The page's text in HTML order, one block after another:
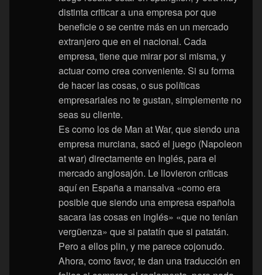
distinta criticar a una empresa por que
beneficie o se centre más en un mercado
extranjero que en el nacional. Cada
empresa, tiene que mirar por si misma, y
actuar como crea conveniente. Si su forma
de hacer las cosas, o sus políticas
empresariales no te gustan, simplemente no
seas su cliente.
Es como los de Man at War, que siendo una
empresa murciana, sacó el juego (Napoleon
at war) directamente en Inglés, para el
mercado anglosajón. Le llovieron críticas
aquí en España a mansalva «como era
posible que siendo una empresa española
sacara las cosas en inglés» «que no tenían
vergüenza» que si patatín que si patatán.
Pero a ellos plin, y me parece cojonudo.
Ahora, como favor, te dan una traducción en